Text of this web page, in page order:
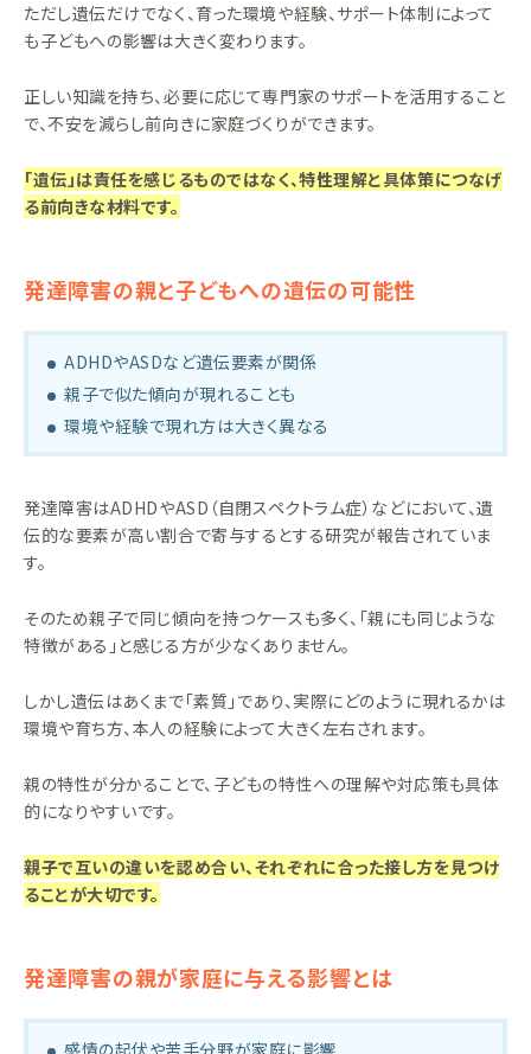
ただし遺伝だけでなく、育った環境や経験、サポート体制によって
も子どもへの影響は大きく変わります。
正しい知識を持ち、必要に応じて専門家のサポートを活用すること
で、不安を減らし前向きに家庭づくりができます。
「遺伝」は責任を感じるものではなく、特性理解と具体策につなげ
る前向きな材料です。
発達障害の親と子どもへの遺伝の可能性
ADHDやASDなど遺伝要素が関係
親子で似た傾向が現れることも
環境や経験で現れ方は大きく異なる
発達障害はADHDやASD（自閉スペクトラム症）などにおいて、遺
伝的な要素が高い割合で寄与するとする研究が報告されていま
す。
そのため親子で同じ傾向を持つケースも多く、「親にも同じような
特徴がある」と感じる方が少なくありません。
しかし遺伝はあくまで「素質」であり、実際にどのように現れるかは
環境や育ち方、本人の経験によって大きく左右されます。
親の特性が分かることで、子どもの特性への理解や対応策も具体
的になりやすいです。
親子で互いの違いを認め合い、それぞれに合った接し方を見つけ
ることが大切です。
発達障害の親が家庭に与える影響とは